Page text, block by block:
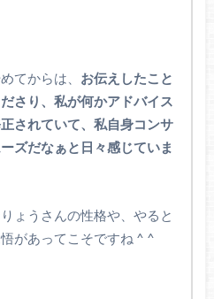
てからは、 お伝えしたこと
さり、私が何かアドバイス
されていて、私自身コンサ
ズだなぁと日々感じていま
ょうさんの性格や、やると
があってこそですね ^ ^